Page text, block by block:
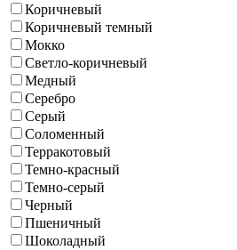
Коричневый
Коричневый темный
Мокко
Светло-коричневый
Медный
Серебро
Серый
Соломенный
Терракотовый
Темно-красный
Темно-серый
Черный
Пшеничный
Шоколадный